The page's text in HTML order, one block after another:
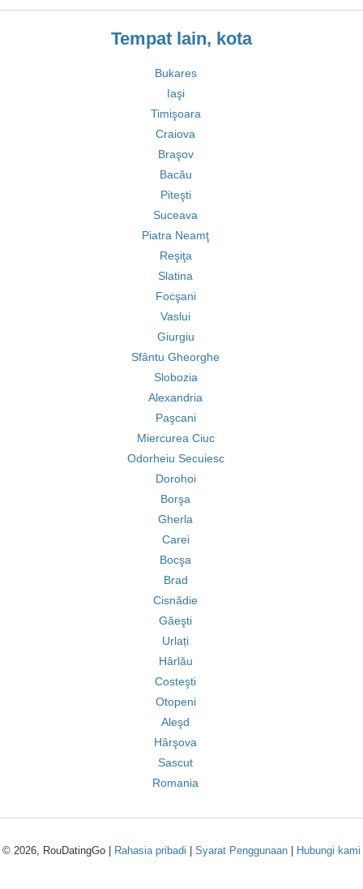
Tempat lain, kota
Bukares
Iaşi
Timişoara
Craiova
Braşov
Bacău
Piteşti
Suceava
Piatra Neamţ
Reşiţa
Slatina
Focşani
Vaslui
Giurgiu
Sfântu Gheorghe
Slobozia
Alexandria
Paşcani
Miercurea Ciuc
Odorheiu Secuiesc
Dorohoi
Borşa
Gherla
Carei
Bocşa
Brad
Cisnădie
Găeşti
Urlați
Hârlău
Costeşti
Otopeni
Aleşd
Hârşova
Sascut
Romania
© 2026, RouDatingGo | Rahasia pribadi Syarat Penggunaan Hubungi kami